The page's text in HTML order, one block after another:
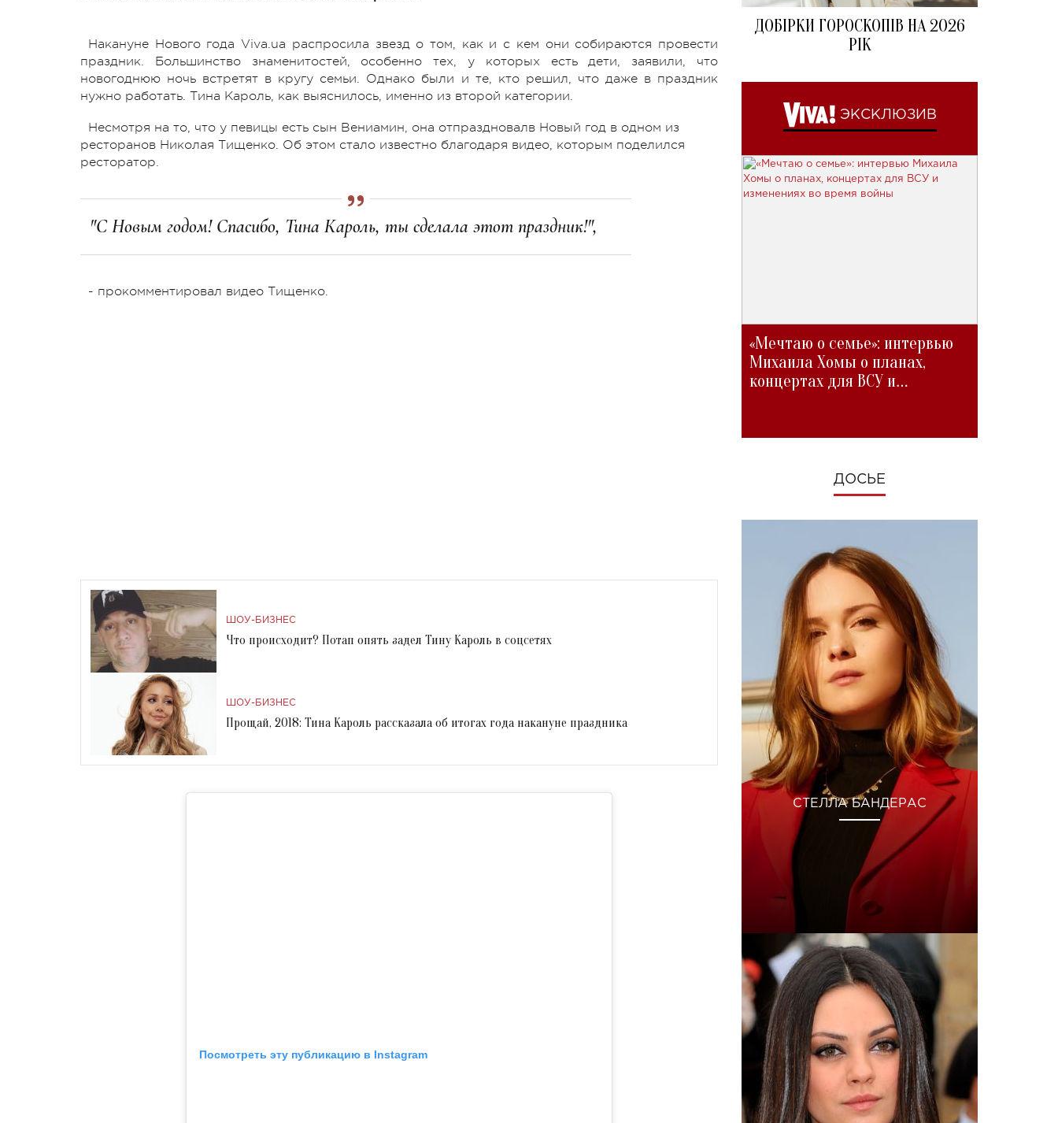
Накануне Нового года Viva.ua распросила звезд о том, как и с кем они собираются провести
праздник. Большинство знаменитостей, особенно тех, у которых есть дети, заявили, что
новогоднюю ночь встретят в кругу семьи. Однако были и те, кто решил, что даже в праздник
нужно работать. Тина Кароль, как выяснилось, именно из второй категории.
Несмотря на то, что у певицы есть сын Вениамин, она отпраздновалв Новый год в одном из
ресторанов Николая Тищенко. Об этом стало известно благодаря видео, которым поделился
ресторатор.
"С Новым годом! Спасибо, Тина Кароль, ты сделала этот праздник!",
- прокомментировал видео Тищенко.
ШОУ-БИЗНЕС
Что происходит? Потап опять задел Тину Кароль в соцсетях
ШОУ-БИЗНЕС
Прощай, 2018: Тина Кароль рассказала об итогах года накануне праздника
Посмотреть эту публикацию в Instagram
ДОБІРКИ ГОРОСКОПІВ НА 2026
РІК
ЭКСКЛЮЗИВ
«Мечтаю о семье»: интервью
Михаила Хомы о планах,
концертах для ВСУ и
ДОСЬЕ
СТЕЛЛА БАНДЕРАС